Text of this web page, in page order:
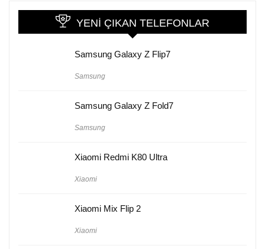
YENI ÇIKAN TELEFONLAR
Samsung Galaxy Z Flip7
Samsung
Samsung Galaxy Z Fold7
Samsung
Xiaomi Redmi K80 Ultra
Xiaomi
Xiaomi Mix Flip 2
Xiaomi